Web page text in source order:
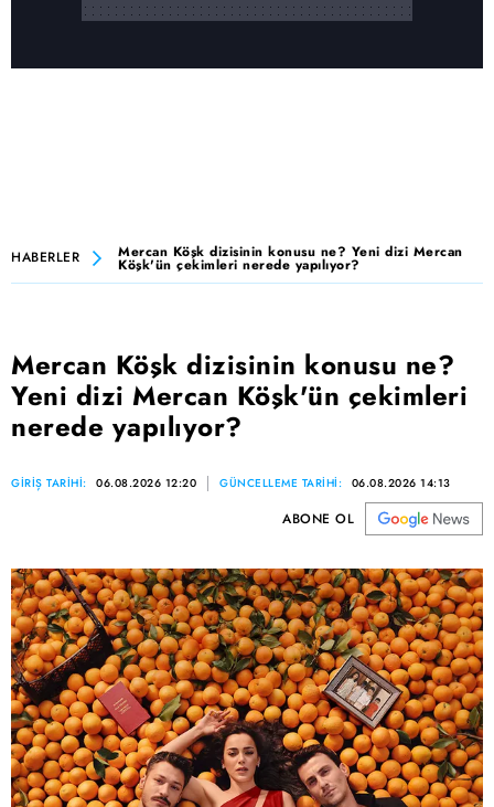
HABERLER Mercan Köşk dizisinin konusu ne? Yeni dizi Mercan
Köşk'ün çekimleri nerede yapılıyor?
Mercan Köşk dizisinin konusu ne?
Yeni dizi Mercan Köşk'ün çekimleri
nerede yapılıyor?
GİRİŞ TARİHİ: 06.08.2026 12:20 GÜNCELLEME TARİHİ: 06.08.2026 14:13
ABONE OL